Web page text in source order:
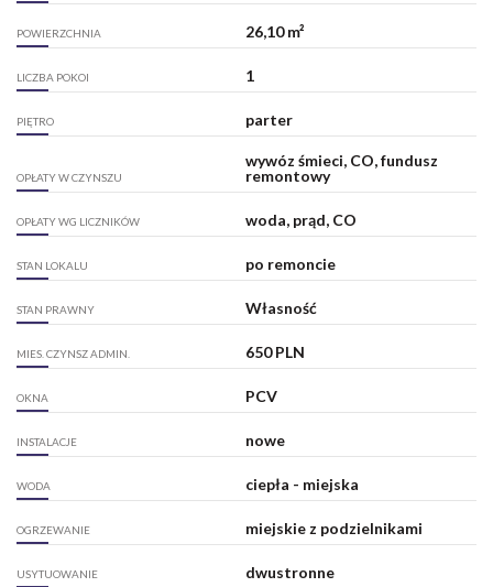
POWIERZCHNIA 26,10 m²
LICZBA POKOI 1
PIĘTRO parter
OPŁATY W CZYNSZU
wywóz śmieci, CO, fundusz
remontowy
OPŁATY WG LICZNIKÓW woda, prąd, CO
STAN LOKALU po remoncie
STAN PRAWNY Własność
MIES. CZYNSZ ADMIN. 650 PLN
OKNA PCV
INSTALACJE nowe
WODA ciepła - miejska
OGRZEWANIE miejskie z podzielnikami
USYTUOWANIE dwustronne